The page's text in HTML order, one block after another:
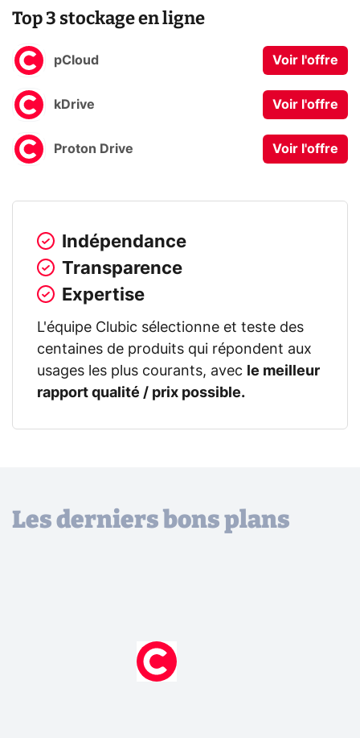
Top 3 stockage en ligne
pCloud Voir l'offre
kDrive Voir l'offre
Proton Drive Voir l'offre
Indépendance
Transparence
Expertise
L'équipe Clubic sélectionne et teste des
centaines de produits qui répondent aux
usages les plus courants, avec
le meilleur
rapport qualité / prix possible.
Les derniers bons plans